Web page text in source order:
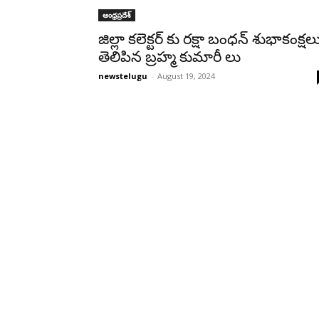
ఆంధ్రప్రదేశ్‌
జిల్లా కలెక్టర్ కు రక్షా బంధన్
తెలిపిన బ్రహ్మ కుమారీ లు
newstelugu - August 19, 2024